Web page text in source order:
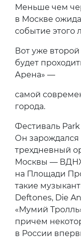
Меньше чем
в Москве
событие этого
Вот уже
будет
Арена» —
самой
города.
Фестиваль
Он зарождался
трехдневный
Москвы — ВДНХ.
на Площади
такие
Deftones, Die
«Мумий
причем
в России